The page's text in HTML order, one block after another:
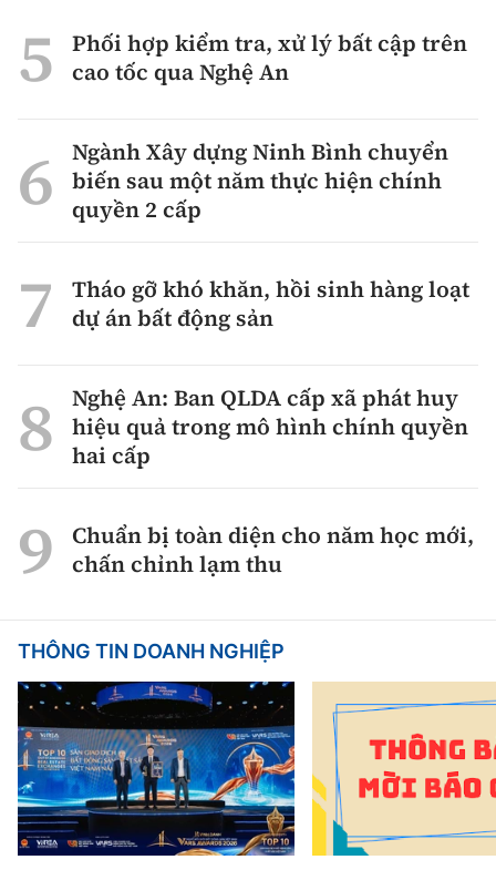
Phối hợp kiểm tra, xử lý bất cập trên
cao tốc qua Nghệ An
Ngành Xây dựng Ninh Bình chuyển
biến sau một năm thực hiện chính
quyền 2 cấp
Tháo gỡ khó khăn, hồi sinh hàng loạt
dự án bất động sản
Nghệ An: Ban QLDA cấp xã phát huy
hiệu quả trong mô hình chính quyền
hai cấp
Chuẩn bị toàn diện cho năm học mới,
chấn chỉnh lạm thu
THÔNG TIN DOANH NGHIỆP